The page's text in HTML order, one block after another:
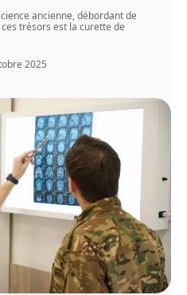
ancienne, débordant de
trésors est la curette de
2025